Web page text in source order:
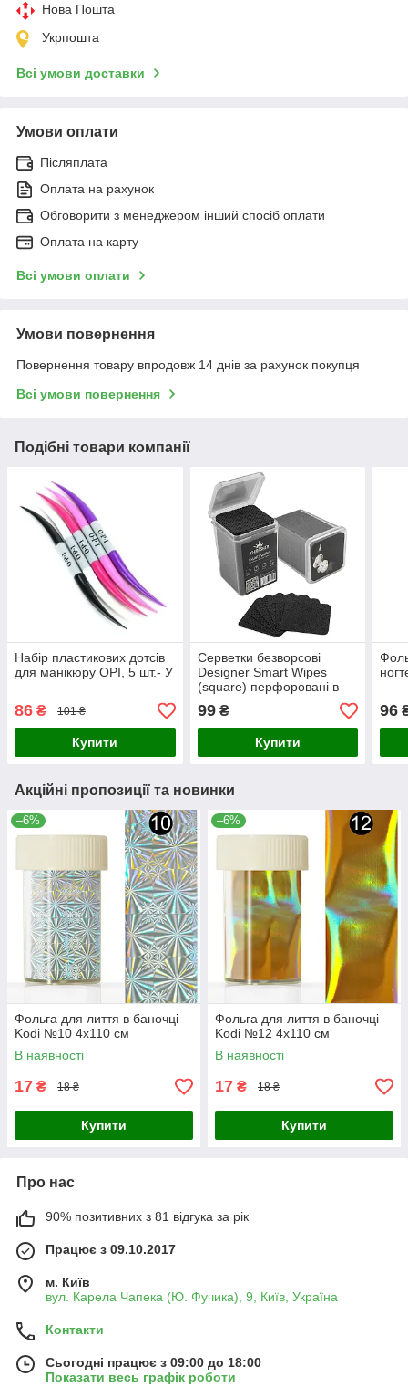
Нова Пошта
Укрпошта
Всі умови доставки
Умови оплати
Післяплата
Оплата на рахунок
Обговорити з менеджером інший спосіб оплати
Оплата на карту
Всі умови оплати
Умови повернення
Повернення товару впродовж 14 днів за рахунок покупця
Всі умови повернення
Подібні товари компанії
Набір пластикових дотсів
для манікюру OPI, 5 шт.- У
86 ₴ 101 ₴
Купити
Серветки безворсові
Designer Smart Wipes
(square) перфоровані в
пластиковому контейнері,
200шт.уп.
99₴
Купити
96
Акційні пропозиції та новинки
–6%
Фольга для лиття в баночці
Kodi №10 4х110 см
В наявності
17 ₴ 18 ₴
Купити
–6%
Фольга для лиття в баночці
Kodi №12 4х110 см
В наявності
17 ₴ 18 ₴
Купити
Про нас
90% позитивних з 81 відгука за рік
Працює з 09.10.2017
м. Київ
вул. Карела Чапека (Ю. Фучика), 9, Київ, Україна
Контакти
Сьогодні працює з 09:00 до 18:00
Показати весь графік роботи